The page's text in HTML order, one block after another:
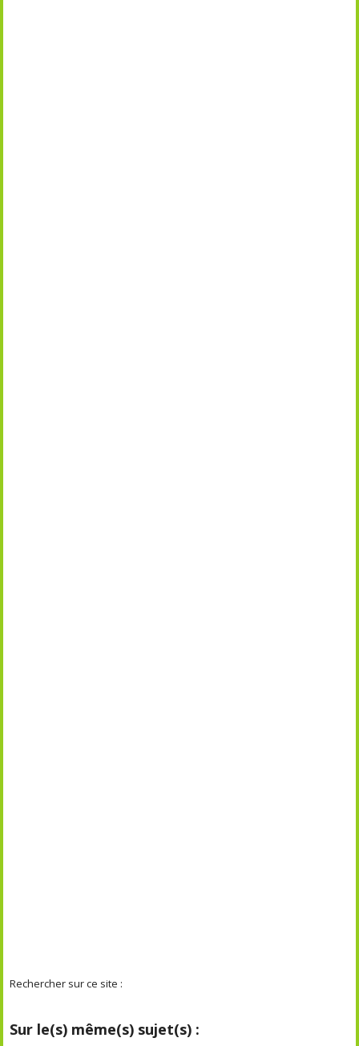
Rechercher sur ce site :
Sur le(s) même(s) sujet(s) :